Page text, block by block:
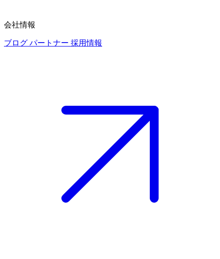
会社情報
ブログ パートナー 採用情報